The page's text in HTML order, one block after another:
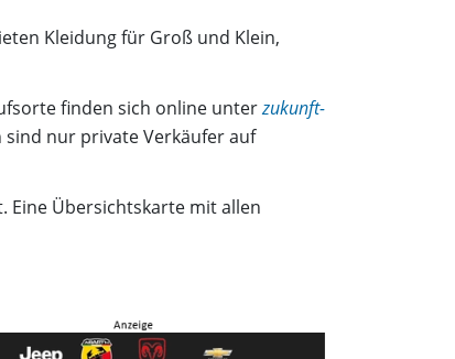
Kleidung für Groß und Klein,
finden sich online unterzukunft-
sind nur private Verkäufer auf
Eine Übersichtskarte mit allen